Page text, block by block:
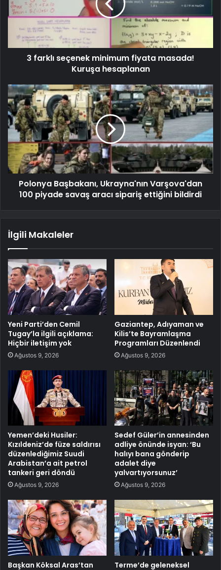
3 farklı seçenek minimum fiyata masada!
Kuruşa hesaplanan
Polonya Başbakanı, Ukrayna'nın Varşova'dan
100 piyade savaş aracı sipariş ettiğini bildirdi
İlgili Makaleler
Yeni Parti’den Cemil
Tugay’la ilgili açıklama:
Hiçbir iletişim yok
Ağustos 9, 2026
Gaziantep, Adıyaman ve
Kilis’te Bayramlaşma
Programları Düzenlendi
Ağustos 9, 2026
Yemen’deki Husiler:
Kızıldeniz’de füze saldırısı
düzenlediğimiz Suudi
Arabistan’a ait petrol
tankeri geri döndü
Ağustos 9, 2026
Sedef Güler’in annesinden
adliye önünde isyan: ‘Bu
halıyı bana gönderip
adalet diye
yalvartıyorsunuz’
Ağustos 9, 2026
Başkan Köksal Aras’tan
Terme’de geleneksel